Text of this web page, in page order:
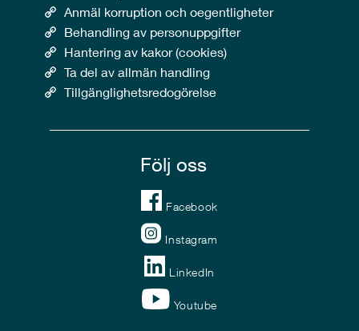
Anmäl korruption och oegentligheter
Behandling av personuppgifter
Hantering av kakor (cookies)
Ta del av allmän handling
Tillgänglighetsredogörelse
Följ oss
Facebook
Instagram
LinkedIn
Youtube